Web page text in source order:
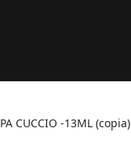
CUCCIO -13ML (copia)